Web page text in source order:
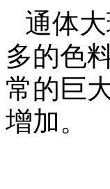
通体
多的色
常的巨
增加。